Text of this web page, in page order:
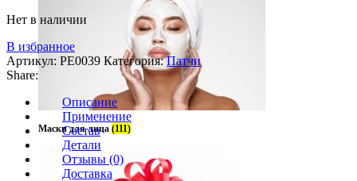
Маски для лица (111)
Нет в наличии
В избранное
Артикул: PE0039 Категория: Патчи
Share:
Описание
Применение
Состав
Детали
Отзывы (0)
Доставка